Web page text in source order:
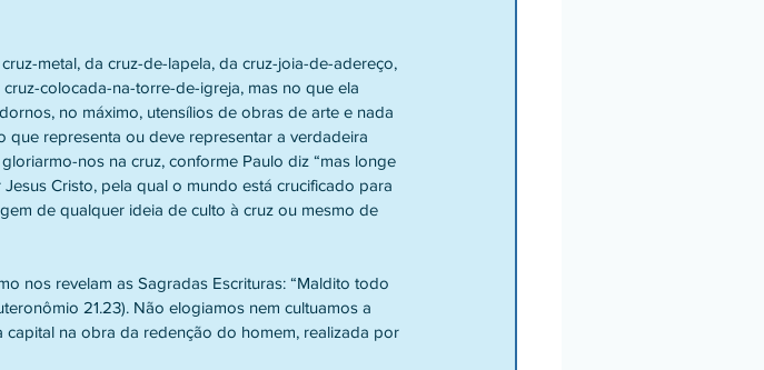
metal, da cruz-de-lapela, da cruz-joia-de-adereço,
colocada-na-torre-de-igreja, mas no que ela
no máximo, utensílios de obras de arte e nada
que representa ou deve representar a verdadeira
nos na cruz, conforme Paulo diz “mas longe
Cristo, pela qual o mundo está crucificado para
de qualquer ideia de culto à cruz ou mesmo de
nos revelam as Sagradas Escrituras: “Maldito todo
21.23). Não elogiamos nem cultuamos a
na obra da redenção do homem, realizada por